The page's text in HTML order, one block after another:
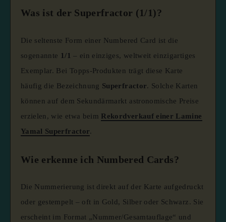
Was ist der Superfractor (1/1)?
Die seltenste Form einer Numbered Card ist die
sogenannte 1/1 – ein einziges, weltweit einzigartiges
Exemplar. Bei Topps-Produkten trägt diese Karte
häufig die Bezeichnung Superfractor. Solche Karten
können auf dem Sekundärmarkt astronomische Preise
erzielen, wie etwa beim Rekordverkauf einer Lamine
Yamal Superfractor.
Wie erkenne ich Numbered Cards?
Die Nummerierung ist direkt auf der Karte aufgedruckt
oder gestempelt – oft in Gold, Silber oder Schwarz. Sie
erscheint im Format „Nummer/Gesamtauflage“ und